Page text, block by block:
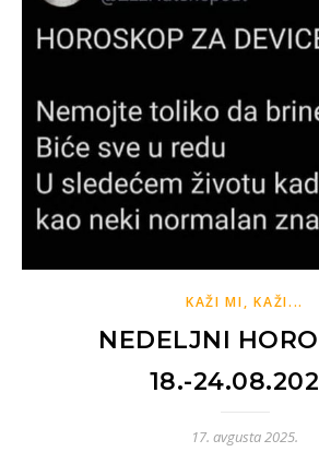
KAŽI MI, KAŽI...
NEDELJNI
18.-
17. avgusta 2025.